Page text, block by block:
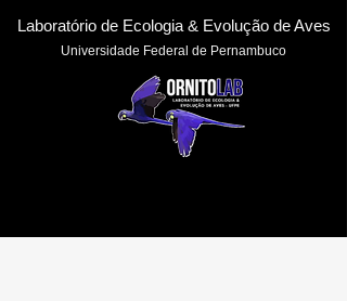
Laboratório de Ecologia & Evolução de Aves
Universidade Federal de Pernambuco